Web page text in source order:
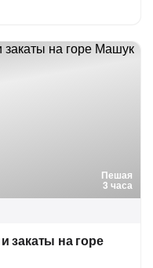
Пешая
3 часа
закаты на горе